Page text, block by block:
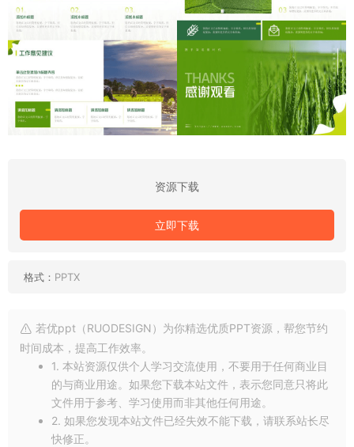
资源下载
立即下载
格式： PPTX
若优ppt（RUODESIGN）为你精选优质PPT资源，帮您节约
时间成本，提高工作效率。
1. 本站资源仅供个人学习交流使用，不要用于任何商业目
的与商业用途。如果您下载本站文件，表示您同意只将此
文件用于参考、学习使用而非其他任何用途。
2. 如果您发现本站文件已经失效不能下载，请联系站长尽
快修正。